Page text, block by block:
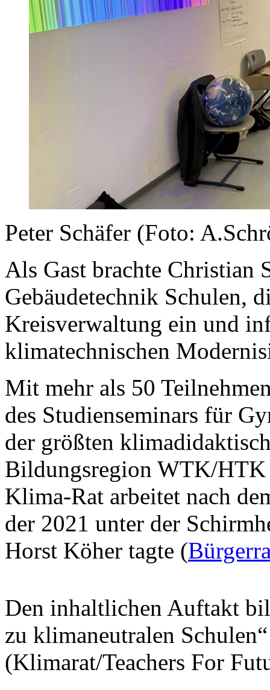
Peter Schäfer (Foto:
Als Gast brachte Christian
Gebäudetechnik Schulen,
Kreisverwaltung ein und
klimatechnischen
Mit mehr als 50
des Studienseminars für
der größten
Bildungsregion WTK/HTK
Klima-Rat arbeitet nach
der 2021 unter der
Horst Köher tagte (
Den inhaltlichen Auftakt
zu klimaneutralen
(Klimarat/Teachers For